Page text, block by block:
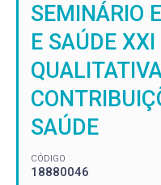
SEMINÁRIO
E SAÚDE
SAÚDE
CÓDIGO
18880046